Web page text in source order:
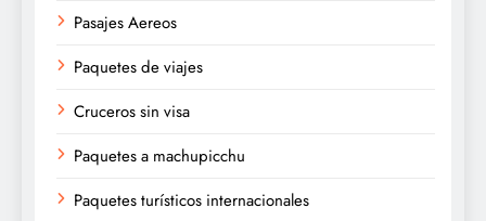
Pasajes Aereos
Paquetes de viajes
Cruceros sin visa
Paquetes a machupicchu
Paquetes turísticos internacionales